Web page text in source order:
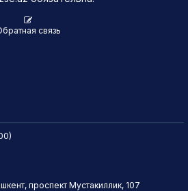
связь
проспект Мустакиллик, 107